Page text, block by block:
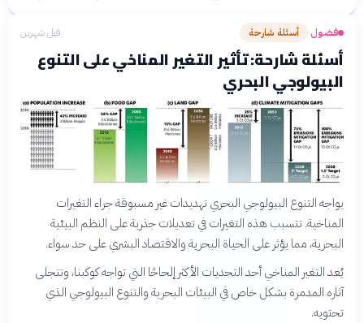
فضول› أسئلة شارحة قبل شهرين
أسئلة شارحة: تأثير التغير المناخي على التنوع
البيولوجي البحري
يواجه التنوع البيولوجي البحري تهديدات غير مسبوقة جراء التغيرات
المناخية. تتسبب هذه التغيرات في تعديلات جذرية على النظم البيئية
البحرية، مما يؤثر على الحياة البحرية والاقتصاد البشري على حد سواء.
يُعد التغير المناخي أحد التحديات الأكثر إلحاحًا التي تواجه كوكبنا، وتتجلى
آثاره المدمرة بشكل خاص في البيئات البحرية والتنوع البيولوجي الذي
تحتويه.